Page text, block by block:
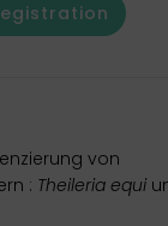
von
: Theileria equi